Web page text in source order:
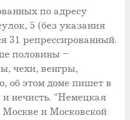
по адресу
5 (без указания
31 репрессированный.
половины –
чехи, венгры,
об этом доме пишет в
нечисть. "Немецкая
и Московской